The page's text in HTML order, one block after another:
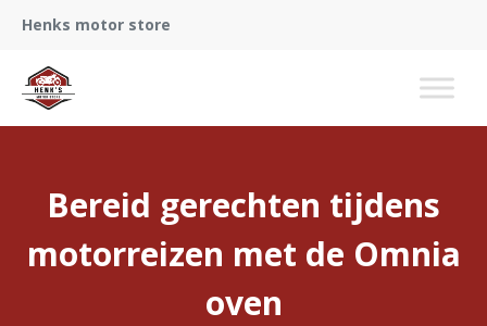
Henks motor store
Bereid gerechten tijdens
motorreizen met de Omnia
oven